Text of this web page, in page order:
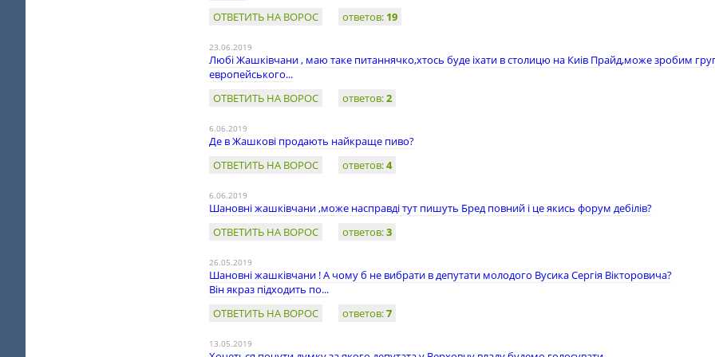
ОТВЕТИТЬ НА ВОРОС
ответов: 19
23.06.2019
Любі Жашківчани , маю таке питаннячко,хтось буде іхати в столицю на Киів Прайд,може зробим
европейського...
ОТВЕТИТЬ НА ВОРОС
ответов:2
6.06.2019
Де в Жашкові продають найкраще пиво?
ОТВЕТИТЬ НА ВОРОС
ответов:4
6.06.2019
Шановні жашківчани ,може насправді тут пишуть Бред повний і це якись форум дебілів?
ОТВЕТИТЬ НА ВОРОС
ответов:3
26.05.2019
Шановні жашківчани ! А чому б не вибрати в депутати молодого Вусика Сергія Вікторовича?
Він якраз підходить по...
ОТВЕТИТЬ НА ВОРОС
ответов:7
13.05.2019